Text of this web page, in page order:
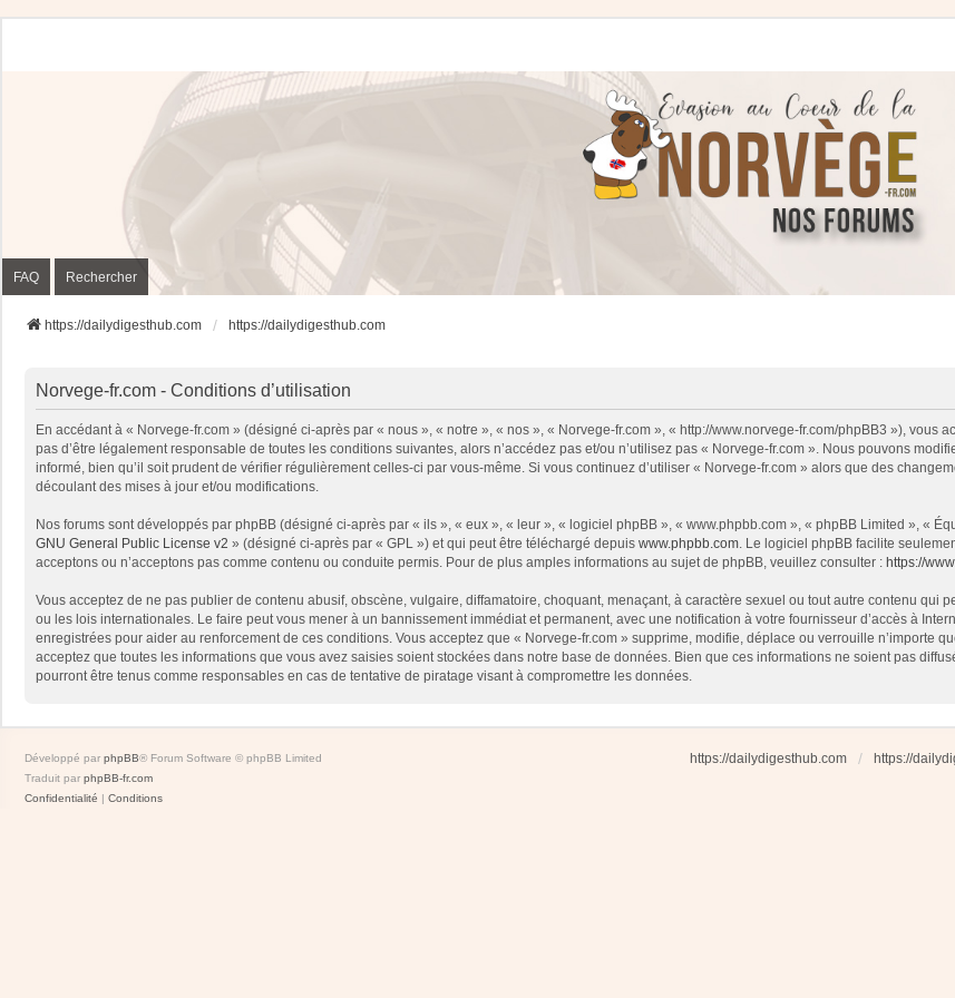
FAQ Rechercher
https://dailydigesthub.com https://dailydigesthub.com
Norvege-fr.com - Conditions d’utilisation
En accédant à « Norvege-fr.com » (désigné ci-après par « nous », « notre », « nos », « Norvege-fr.com », « http://www.norvege-fr.com/phpBB3 »), vous
pas d’être légalement responsable de toutes les conditions suivantes, alors n’accédez pas et/ou n’utilisez pas « Norvege-fr.com ». Nous pouvons
informé, bien qu’il soit prudent de vérifier régulièrement celles-ci par vous-même. Si vous continuez d’utiliser « Norvege-fr.com » alors que des
découlant des mises à jour et/ou modifications.
Nos forums sont développés par phpBB (désigné ci-après par « ils », « eux », « leur », « logiciel phpBB », « www.phpbb.com », « phpBB Limited », «
GNU General Public License v2 » (désigné ci-après par « GPL ») et qui peut être téléchargé depuis www.phpbb.com. Le logiciel phpBB facilite
acceptons ou n’acceptons pas comme contenu ou conduite permis. Pour de plus amples informations au sujet de phpBB, veuillez consulter : https://
Vous acceptez de ne pas publier de contenu abusif, obscène, vulgaire, diffamatoire, choquant, menaçant, à caractère sexuel ou tout autre contenu qui
ou les lois internationales. Le faire peut vous mener à un bannissement immédiat et permanent, avec une notification à votre fournisseur d’accès à
enregistrées pour aider au renforcement de ces conditions. Vous acceptez que « Norvege-fr.com » supprime, modifie, déplace ou verrouille n’importe
acceptez que toutes les informations que vous avez saisies soient stockées dans notre base de données. Bien que ces informations ne soient pas
pourront être tenus comme responsables en cas de tentative de piratage visant à compromettre les données.
https://dailydigesthub.com https://
Développé par phpBB® Forum Software © phpBB Limited
Traduit par phpBB-fr.com
Confidentialité | Conditions